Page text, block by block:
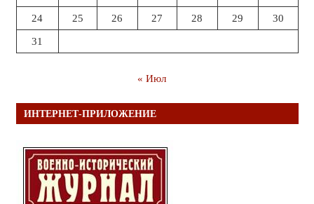
24 25 26 27 28 29 30
31
« Июл
ИНТЕРНЕТ-ПРИЛОЖЕНИЕ